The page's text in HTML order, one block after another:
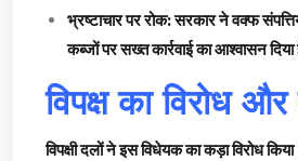
भ्रष्टाचार पर रोक: सरकार ने वक्फ
कब्जों पर सख्त कार्रवाई का आश्वासन
विपक्ष का विरोध
विपक्षी दलों ने इस विधेयक का कड़ा विरोध